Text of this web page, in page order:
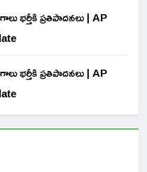
భర్తీకి ప్రతిపాదనలు | AP
భర్తీకి ప్రతిపాదనలు | AP